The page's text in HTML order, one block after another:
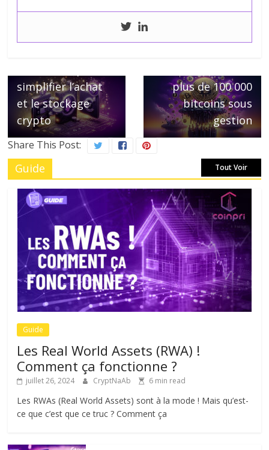
simplifier l’achat
et le stockage
crypto
plus de 100 000
bitcoins sous
gestion
Share This Post:
Guide Tout Voir
Guide
Les Real World Assets (RWA) !
Comment ça fonctionne ?
juillet 26, 2024 CryptNaAb 6 min read
Les RWAs (Real World Assets) sont à la mode ! Mais qu’est-
ce que c’est que ce truc ? Comment ça